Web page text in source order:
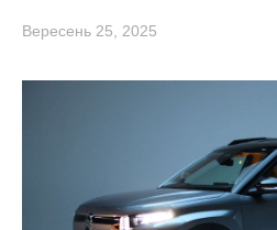
Вересень 25, 2025